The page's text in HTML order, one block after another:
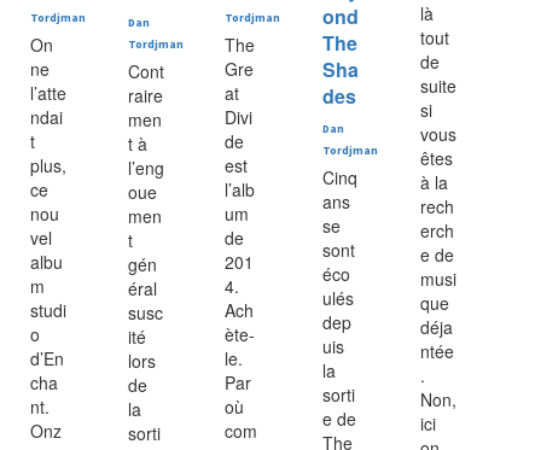
Tordjman
On
ne
l’atte
ndai
t
plus,
ce
nou
vel
albu
m
studi
o
d’En
cha
nt.
Onz
Dan
Tordjman
Cont
raire
men
t à
l’eng
oue
men
t
gén
éral
susc
ité
lors
de
la
sorti
Tordjman
The
Gre
at
Divi
de
est
l’alb
um
de
201
4.
Ach
ète-
le.
Par
où
com
ond
The
Sha
des
Dan
Tordjman
Cinq
ans
se
sont
éco
ulés
dep
uis
la
sorti
e de
The
là
tout
de
suite
si
vous
êtes
à la
rech
erch
e de
musi
que
déja
ntée
.
Non,
ici